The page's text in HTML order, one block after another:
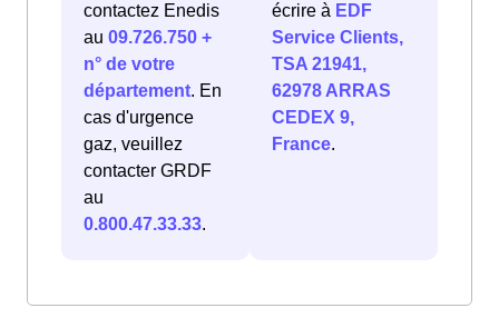
contactez Enedis
au 09.726.750 +
n° de votre
département. En
cas d'urgence
gaz, veuillez
contacter GRDF
au
0.800.47.33.33.
écrire à EDF
Service Clients,
TSA 21941,
62978 ARRAS
CEDEX 9,
France.